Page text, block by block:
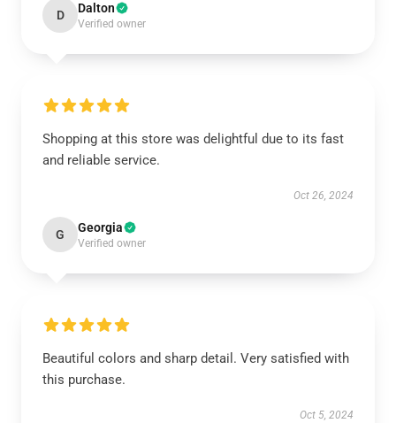
D Dalton
Verified owner
Shopping at this store was delightful due to its fast
and reliable service.
Oct 26, 2024
G Georgia
Verified owner
Beautiful colors and sharp detail. Very satisfied with
this purchase.
Oct 5, 2024